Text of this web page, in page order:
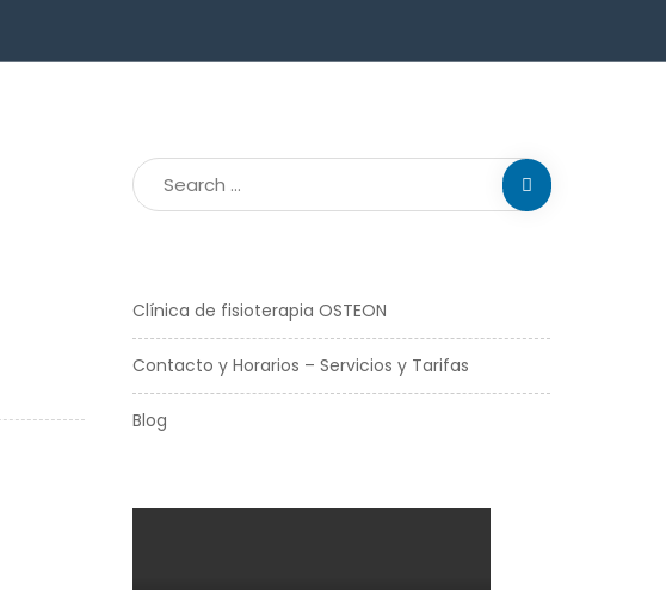
Clínica de fisioterapia OSTEON
Contacto y Horarios – Servicios y Tarifas
Blog